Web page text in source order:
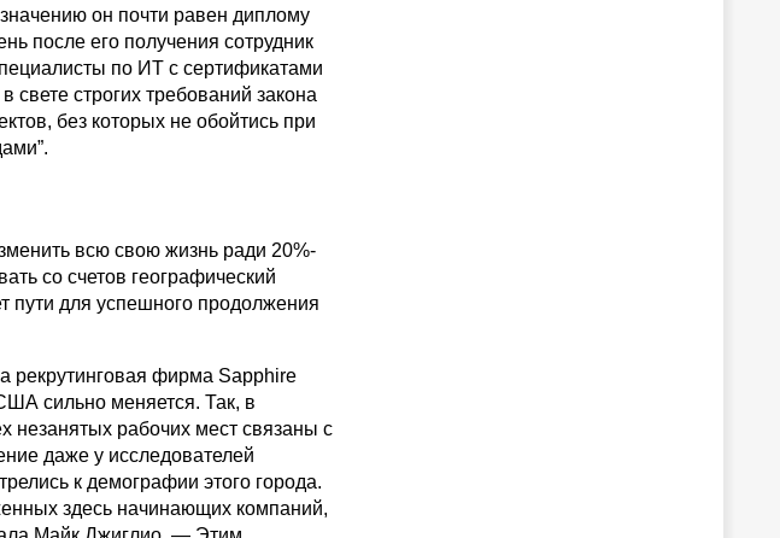
он почти равен диплому
после его получения сотрудник
по ИТ с сертификатами
строгих требований закона
без которых не обойтись при
всю свою жизнь ради 20%-
со счетов географический
пути для успешного продолжения
рекрутинговая фирма Sapphire
сильно меняется. Так, в
незанятых рабочих мест связаны с
даже у исследователей
к демографии этого города.
здесь начинающих компаний,